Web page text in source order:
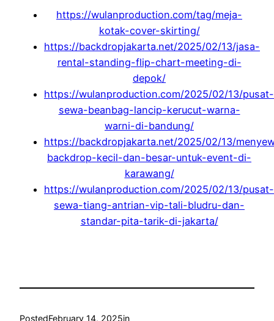
https://wulanproduction.com/tag/meja-
kotak-cover-skirting/
https://backdropjakarta.net/2025/02/13/jasa-
rental-standing-flip-chart-meeting-di-
depok/
https://wulanproduction.com/2025/02/13/pusat-
sewa-beanbag-lancip-kerucut-warna-
warni-di-bandung/
https://backdropjakarta.net/2025/02/13/
backdrop-kecil-dan-besar-untuk-event-di-
karawang/
https://wulanproduction.com/2025/02/13/pusat-
sewa-tiang-antrian-vip-tali-bludru-dan-
standar-pita-tarik-di-jakarta/
PostedFebruary 14, 2025in